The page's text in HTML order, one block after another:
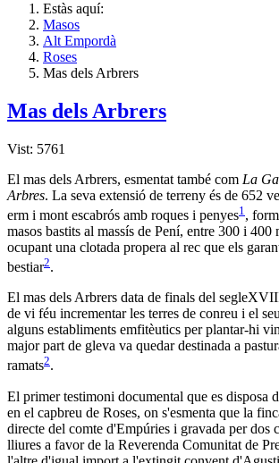
Estàs aquí:
Masos
Alt Empordà
Roses
Mas dels Arbrers
Mas dels Arbrers
Vist: 5761
El mas dels Arbrers, esmentat també com La
Arbres. La seva extensió de terreny és de 652
erm i mont escabrós amb roques i penyes1 ,
masos bastits al massís de Pení, entre 300 i 400
ocupant una clotada propera al rec que els
bestiar2.
El mas dels Arbrers data de finals del
de vi féu incrementar les terres de conreu i el
alguns establiments emfitèutics per plantar-hi
major part de gleva va quedar destinada a
ramats2.
El primer testimoni documental que es disposa
en el capbreu de Roses, on s'esmenta que la
directe del comte d'Empúries i gravada per dos
lliures a favor de la Reverenda Comunitat de